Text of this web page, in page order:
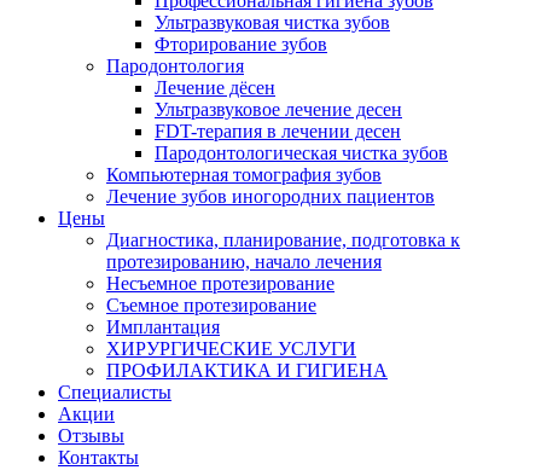
Ультразвуковая чистка зубов
Фторирование зубов
Пародонтология
Лечение дёсен
Ультразвуковое лечение десен
FDT-терапия в лечении десен
Пародонтологическая чистка зубов
Компьютерная томография зубов
Лечение зубов иногородних пациентов
Цены
Диагностика, планирование, подготовка к
протезированию, начало лечения
Несъемное протезирование
Съемное протезирование
Имплантация
ХИРУРГИЧЕСКИЕ УСЛУГИ
ПРОФИЛАКТИКА И ГИГИЕНА
Специалисты
Акции
Отзывы
Контакты